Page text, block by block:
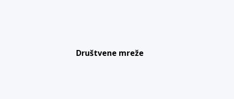
Društvene mreže